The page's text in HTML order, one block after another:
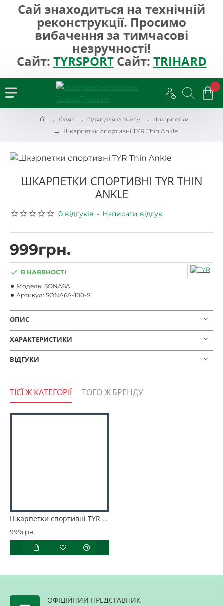
Сай знаходиться на технічній
реконструкції. Просимо
вибачення за тимчасові
незручності!
Сайт: TYRSPORTСайт: TRIHARD
0
h
Одяг Одяг для фітнесу
Шкарпетки
Шкарпетки спортивні TYR Thin Ankle
ШКАРПЕТКИ СПОРТИВНІ TYR THIN
ANKLE
0 відгуків - Написати відгук
999грн.
В НАЯВНОСТІ
Модель: SONA6A
Артикул: SONA6A-100-S
ОПИС
ХАРАКТЕРИСТИКИ
ВІДГУКИ
ТІЄЇ Ж КАТЕГОРІЇ ТОГО Ж БРЕНДУ
Шкарпетки спортивні TYR TYR Thin Low Cut
999грн.
ОФІЦІЙНИЙ ПРЕДСТАВНИК